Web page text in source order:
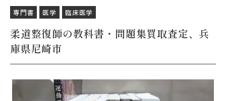
専門書 医学 臨床医学
柔道整復師の教科書・問題集買取査定、兵
庫県尼崎市